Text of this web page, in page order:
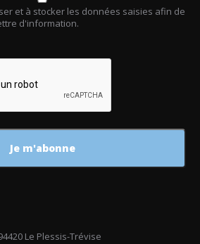
et à stocker les données saisies afin de
d'information.
Le Plessis-Trévise